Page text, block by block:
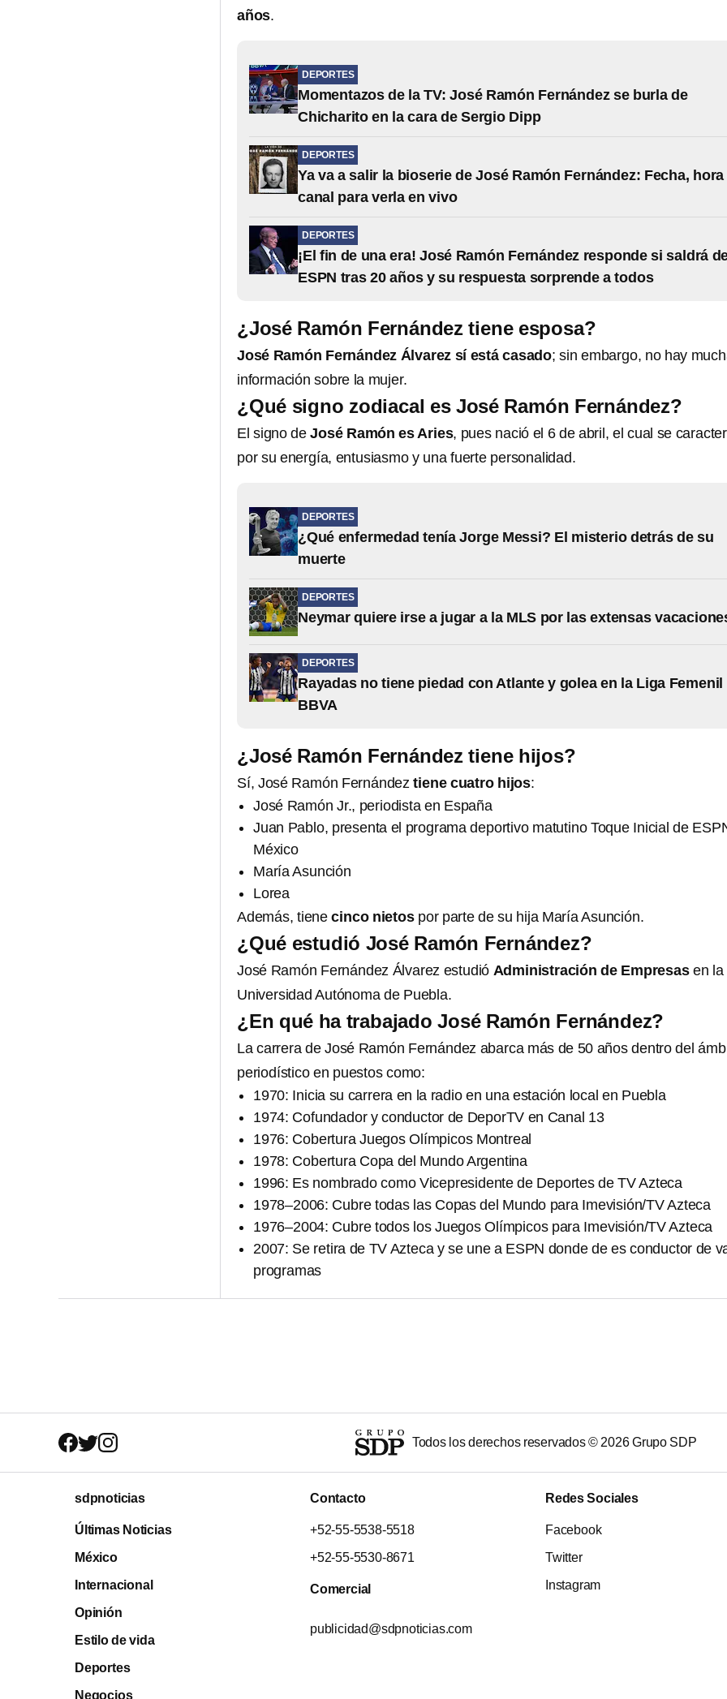
años.
DEPORTES
Momentazos de la TV: José Ramón Fernández se burla de
Chicharito en la cara de Sergio Dipp
DEPORTES
Ya va a salir la bioserie de José Ramón Fernández: Fecha, hora
canal para verla en vivo
DEPORTES
¡El fin de una era! José Ramón Fernández responde si saldrá
ESPN tras 20 años y su respuesta sorprende a todos
¿José Ramón Fernández tiene esposa?
José Ramón Fernández Álvarez sí está casado; sin embargo, no hay
información sobre la mujer.
¿Qué signo zodiacal es José Ramón Fernández?
El signo deJosé Ramón es Aries, pues nació el 6 de abril, el cual se
por su energía, entusiasmo y una fuerte personalidad.
DEPORTES
¿Qué enfermedad tenía Jorge Messi? El misterio detrás de su
muerte
DEPORTES
Neymar quiere irse a jugar a la MLS por las extensas
DEPORTES
Rayadas no tiene piedad con Atlante y golea en la Liga Femenil
BBVA
¿José Ramón Fernández tiene hijos?
Sí, José Ramón Fernándeztiene cuatro hijos:
José Ramón Jr., periodista en España
Juan Pablo, presenta el programa deportivo matutino Toque Inicial de
México
María Asunción
Lorea
Además, tienecinco nietospor parte de su hija María Asunción.
¿Qué estudió José Ramón Fernández?
José Ramón Fernández Álvarez estudió Administración de Empresasen la
Universidad Autónoma de Puebla.
¿En qué ha trabajado José Ramón Fernández?
La carrera de José Ramón Fernández abarca más de 50 años dentro del
periodístico en puestos como:
1970: Inicia su carrera en la radio en una estación local en Puebla
1974: Cofundador y conductor de DeporTV en Canal 13
1976: Cobertura Juegos Olímpicos Montreal
1978: Cobertura Copa del Mundo Argentina
1996: Es nombrado como Vicepresidente de Deportes de TV Azteca
1978–2006: Cubre todas las Copas del Mundo para Imevisión/TV Azteca
1976–2004: Cubre todos los Juegos Olímpicos para Imevisión/TV Azteca
2007: Se retira de TV Azteca y se une a ESPN donde de es conductor de
programas
Todos los derechos reservados © 2026Grupo SDP
sdpnoticias
Últimas Noticias
México
Internacional
Opinión
Estilo de vida
Deportes
Negocios
Contacto
+52-55-5538-5518
+52-55-5530-8671
Comercial
publicidad@sdpnoticias.com
Redes Sociales
Facebook
Twitter
Instagram